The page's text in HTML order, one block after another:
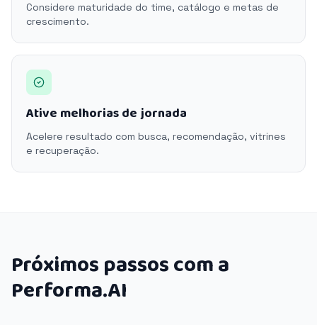
Considere maturidade do time, catálogo e metas de
crescimento.
Ative melhorias de jornada
Acelere resultado com busca, recomendação, vitrines
e recuperação.
Próximos passos com a
Performa.AI